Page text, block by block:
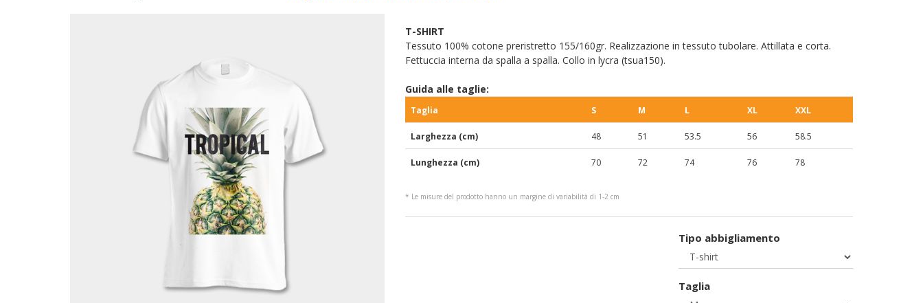
T-SHIRT
Tessuto 100% cotone preristretto 155/160gr. Realizzazione in tessuto tubolare. Attillata e corta.
Fettuccia interna da spalla a spalla. Collo in lycra (tsua150).
Guida alle taglie:
Taglia S M L XL XXL
Larghezza (cm) 48 51 53.5 56 58.5
Lunghezza (cm) 70 72 74 76 78
* Le misure del prodotto hanno un margine di variabilità di 1-2 cm
Tipo abbigliamento
Taglia